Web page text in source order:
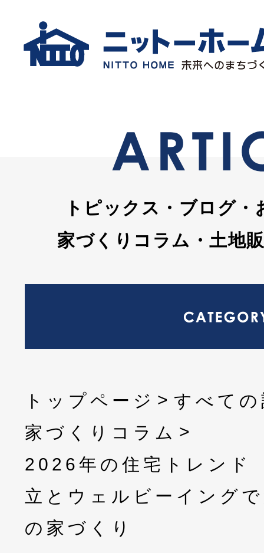
トピックス・ブログ・
家づくりコラム・土地
トップページ
すべて
家づくりコラム
2026年の住宅トレンド
立とウェルビーイング
の家づくり